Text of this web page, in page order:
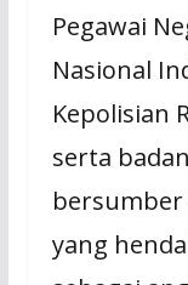
Pegawai
Nasional
Kepolisian
serta
yang